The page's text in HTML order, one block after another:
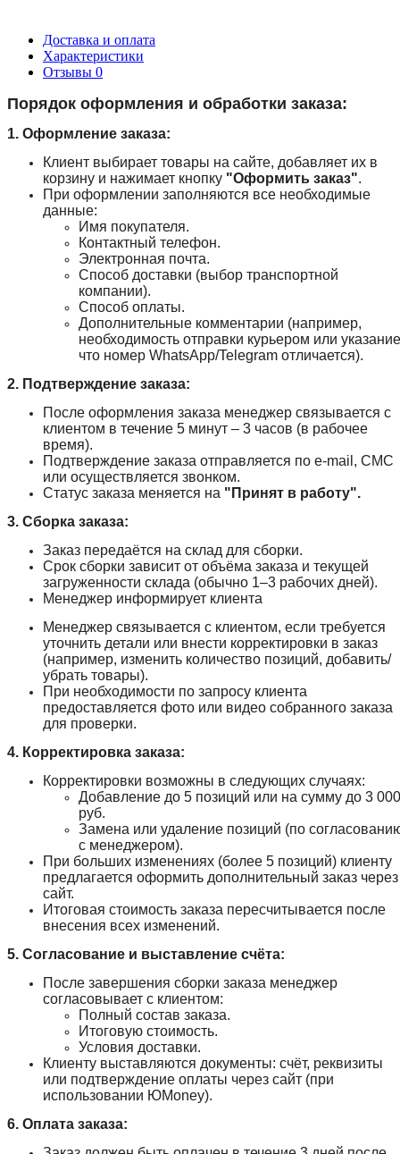
Доставка и оплата
Характеристики
Отзывы 0
Порядок оформления и обработки заказа:
1. Оформление заказа:
Клиент выбирает товары на сайте, добавляет их в
корзину и нажимает кнопку "Оформить заказ".
При оформлении заполняются все необходимые
данные:
Имя покупателя.
Контактный телефон.
Электронная почта.
Способ доставки (выбор транспортной
компании).
Способ оплаты.
Дополнительные комментарии (например,
необходимость отправки курьером или
что номер WhatsApp/Telegram отличается).
2. Подтверждение заказа:
После оформления заказа менеджер связывается с
клиентом в течение 5 минут – 3 часов (в рабочее
время).
Подтверждение заказа отправляется по e-mail, СМС
или осуществляется звонком.
Статус заказа меняется на "Принят в работу".
3. Сборка заказа:
Заказ передаётся на склад для сборки.
Срок сборки зависит от объёма заказа и текущей
загруженности склада (обычно 1–3 рабочих дней).
Менеджер информирует клиента
Менеджер связывается с клиентом, если требуется
уточнить детали или внести корректировки в заказ
(например, изменить количество позиций, добавить/
убрать товары).
При необходимости по запросу клиента
предоставляется фото или видео собранного заказа
для проверки.
4. Корректировка заказа:
Корректировки возможны в следующих случаях:
Добавление до 5 позиций или на сумму до 3 000
руб.
Замена или удаление позиций (по
с менеджером).
При больших изменениях (более 5 позиций) клиенту
предлагается оформить дополнительный заказ через
сайт.
Итоговая стоимость заказа пересчитывается после
внесения всех изменений.
5. Согласование и выставление счёта:
После завершения сборки заказа менеджер
согласовывает с клиентом:
Полный состав заказа.
Итоговую стоимость.
Условия доставки.
Клиенту выставляются документы: счёт, реквизиты
или подтверждение оплаты через сайт (при
использовании ЮMoney).
6. Оплата заказа: